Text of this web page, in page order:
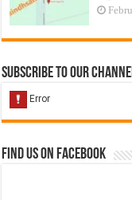
Subscribe to our
Find us on Facebook